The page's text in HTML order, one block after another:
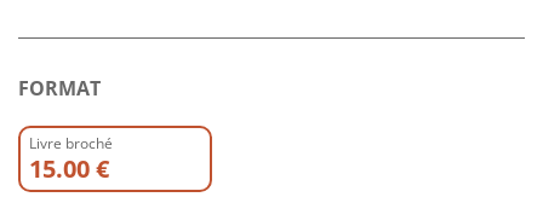
FORMAT
Livre broché
15.00 €